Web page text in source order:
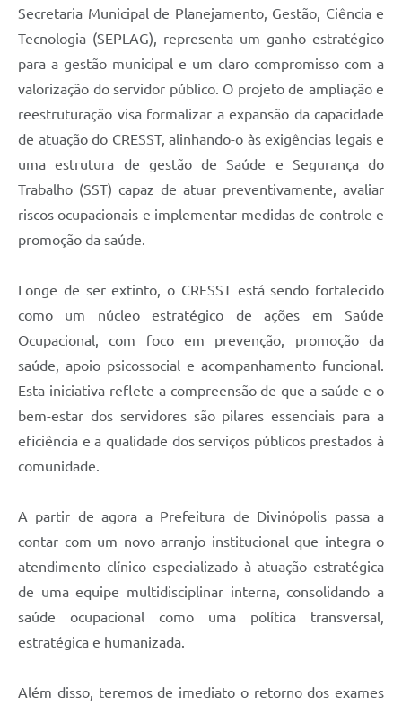
Secretaria Municipal de Planejamento, Gestão, Ciência e
Tecnologia (SEPLAG), representa um ganho estratégico
para a gestão municipal e um claro compromisso com a
valorização do servidor público. O projeto de ampliação e
reestruturação visa formalizar a expansão da capacidade
de atuação do CRESST, alinhando-o às exigências legais e
uma estrutura de gestão de Saúde e Segurança do
Trabalho (SST) capaz de atuar preventivamente, avaliar
riscos ocupacionais e implementar medidas de controle e
promoção da saúde.
Longe de ser extinto, o CRESST está sendo fortalecido
como um núcleo estratégico de ações em Saúde
Ocupacional, com foco em prevenção, promoção da
saúde, apoio psicossocial e acompanhamento funcional.
Esta iniciativa reflete a compreensão de que a saúde e o
bem-estar dos servidores são pilares essenciais para a
eficiência e a qualidade dos serviços públicos prestados à
comunidade.
A partir de agora a Prefeitura de Divinópolis passa a
contar com um novo arranjo institucional que integra o
atendimento clínico especializado à atuação estratégica
de uma equipe multidisciplinar interna, consolidando a
saúde ocupacional como uma política transversal,
estratégica e humanizada.
Além disso, teremos de imediato o retorno dos exames